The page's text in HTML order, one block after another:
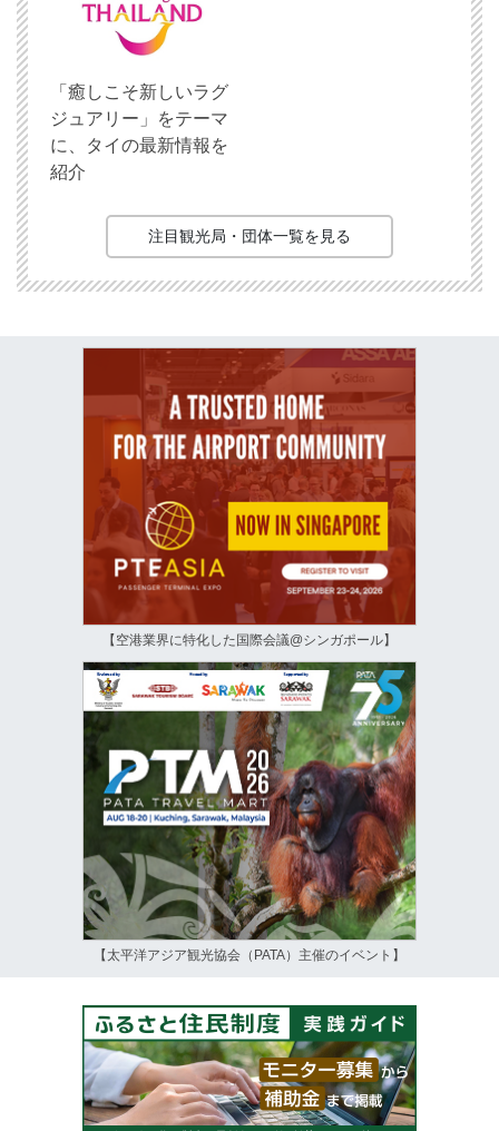
「癒しこそ新しいラグ
ジュアリー」をテーマ
に、タイの最新情報を
紹介
注目観光局・団体一覧を見る
【空港業界に特化した国際会議@シンガポール】
【太平洋アジア観光協会（PATA）主催のイベント】